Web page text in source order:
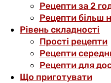
Рецепти за 2
Рецепти більш
Рівень складності
Прості рецепти
Рецепти
Рецепти для
Що приготувати